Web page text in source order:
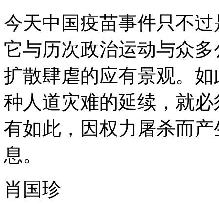
今天中国疫苗事件只不
它与历次政治运动与众
扩散肆虐的应有景观。
种人道灾难的延续，就
有如此，因权力屠杀而
息。
肖国珍